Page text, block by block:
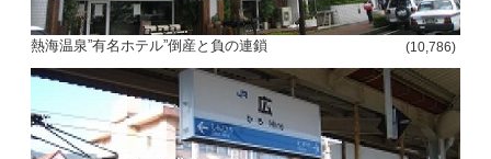
熱海温泉”有名ホテル”倒産と負の連鎖 (10,786)